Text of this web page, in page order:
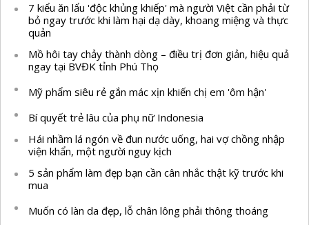
7 kiểu ăn lẩu 'độc khủng khiếp' mà người Việt cần phải từ
bỏ ngay trước khi làm hại dạ dày, khoang miệng và thực
quản
Mồ hôi tay chảy thành dòng – điều trị đơn giản, hiệu quả
ngay tại BVĐK tỉnh Phú Thọ
Mỹ phẩm siêu rẻ gắn mác xịn khiến chị em 'ôm hận'
Bí quyết trẻ lâu của phụ nữ Indonesia
Hái nhầm lá ngón về đun nước uống, hai vợ chồng nhập
viện khẩn, một người nguy kịch
5 sản phẩm làm đẹp bạn cần cân nhắc thật kỹ trước khi
mua
Muốn có làn da đẹp, lỗ chân lông phải thông thoáng